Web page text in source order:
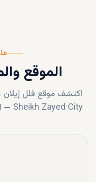
الموقع
اكتشف موقع فلل إيلان
Sheikh Zayed City
—